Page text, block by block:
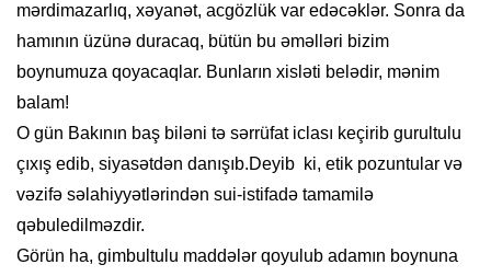
mərdimazarlıq, xəyanət, acgözlük var edəcəklər. Sonra da
hamının üzünə duracaq, bütün bu əməlləri bizim
boynumuza qoyacaqlar. Bunların xisləti belədir, mənim
balam!
O gün Bakının baş biləni tə sərrüfat iclası keçirib gurultulu
çıxış edib, siyasətdən danışıb.Deyib ki, etik pozuntular və
vəzifə səlahiyyətlərindən sui-istifadə tamamilə
qəbuledilməzdir.
Görün ha, gimbultulu maddələr qoyulub adamın boynuna